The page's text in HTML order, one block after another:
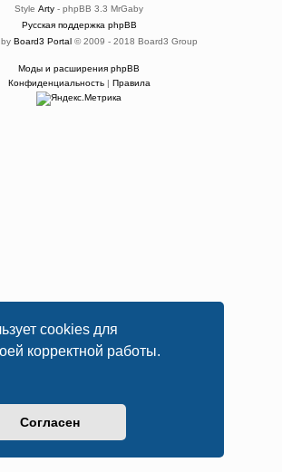
cookies для
корректной работы.
Согласен
Style Arty - phpBB 3.3 MrGaby
Русская поддержка phpBB
Board3 Portal© 2009 - 2018 Board3 Group
Моды и расширения phpBB
Конфиденциальность| Правила